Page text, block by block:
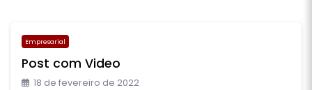
Empresarial
Post com Video
18 de fevereiro de 2022